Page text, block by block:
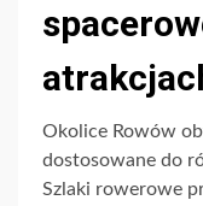
Okolice Rowów
dostosowane do
Szlaki rowerowe